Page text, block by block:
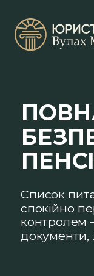
Список
спокійно
контролем